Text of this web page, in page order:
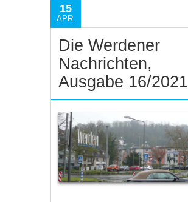
15
APR.
Die Werdener
Nachrichten,
Ausgabe 16/2021